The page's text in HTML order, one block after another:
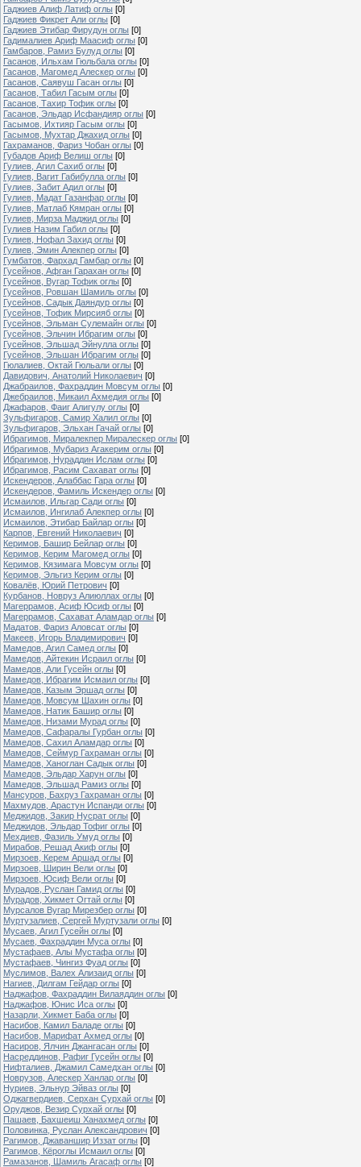
Гаджиев Алиф Латиф оглы [0]
Гаджиев Фикрет Али оглы [0]
Гаджиев Этибар Фирудун оглы [0]
Гадималиев Ариф Маасиф оглы [0]
Гамбаров, Рамиз Булуд оглы [0]
Гасанов, Ильхам Гюльбала оглы [0]
Гасанов, Магомед Алескер оглы [0]
Гасанов, Саявуш Гасан оглы [0]
Гасанов, Табил Гасым оглы [0]
Гасанов, Тахир Тофик оглы [0]
Гасанов, Эльдар Исфандияр оглы [0]
Гасымов, Ихтияр Гасым оглы [0]
Гасымов, Мухтар Джахид оглы [0]
Гахраманов, Фариз Чобан оглы [0]
Губадов Ариф Велиш оглы [0]
Гулиев, Агил Сахиб оглы [0]
Гулиев, Вагит Габибулла оглы [0]
Гулиев, Забит Адил оглы [0]
Гулиев, Мадат Газанфар оглы [0]
Гулиев, Матлаб Кямран оглы [0]
Гулиев, Мирза Маджид оглы [0]
Гулиев Назим Габил оглы [0]
Гулиев, Нофал Захид оглы [0]
Гулиев, Эмин Алекпер оглы [0]
Гумбатов, Фархад Гамбар оглы [0]
Гусейнов, Афган Гарахан оглы [0]
Гусейнов, Вугар Тофик оглы [0]
Гусейнов, Ровшан Шамиль оглы [0]
Гусейнов, Садык Даяндур оглы [0]
Гусейнов, Тофик Мирсияб оглы [0]
Гусейнов, Эльман Сулемайн оглы [0]
Гусейнов, Эльчин Ибрагим оглы [0]
Гусейнов, Эльшад Эйнулла оглы [0]
Гусейнов, Эльшан Ибрагим оглы [0]
Гюлалиев, Октай Гюльали оглы [0]
Давидович, Анатолий Николаевич [0]
Джабраилов, Фахраддин Мовсум оглы [0]
Джебраилов, Микаил Ахмедия оглы [0]
Джафаров, Фаиг Алигулу оглы [0]
Зульфигаров, Самир Халил оглы [0]
Зульфигаров, Эльхан Гачай оглы [0]
Ибрагимов, Миралекпер Миралескер оглы [0]
Ибрагимов, Мубариз Агакерим оглы [0]
Ибрагимов, Нураддин Ислам оглы [0]
Ибрагимов, Расим Сахават оглы [0]
Искендеров, Алаббас Гара оглы [0]
Искендеров, Фамиль Искендер оглы [0]
Исмаилов, Ильгар Сади оглы [0]
Исмаилов, Ингилаб Алекпер оглы [0]
Исмаилов, Этибар Байлар оглы [0]
Карпов, Евгений Николаевич [0]
Керимов, Башир Бейлар оглы [0]
Керимов, Керим Магомед оглы [0]
Керимов, Кязимага Мовсум оглы [0]
Керимов, Эльгиз Керим оглы [0]
Ковалёв, Юрий Петрович [0]
Курбанов, Новруз Алиюллах оглы [0]
Магеррамов, Асиф Юсиф оглы [0]
Магеррамов, Сахават Аламдар оглы [0]
Мадатов, Фариз Аловсат оглы [0]
Макеев, Игорь Владимирович [0]
Мамедов, Агил Самед оглы [0]
Мамедов, Айтекин Исраил оглы [0]
Мамедов, Али Гусейн оглы [0]
Мамедов, Ибрагим Исмаил оглы [0]
Мамедов, Казым Эршад оглы [0]
Мамедов, Мовсум Шахин оглы [0]
Мамедов, Натик Башир оглы [0]
Мамедов, Низами Мурад оглы [0]
Мамедов, Сафаралы Гурбан оглы [0]
Мамедов, Сахил Аламдар оглы [0]
Мамедов, Сеймур Гахраман оглы [0]
Мамедов, Ханоглан Садык оглы [0]
Мамедов, Эльдар Харун оглы [0]
Мамедов, Эльшад Рамиз оглы [0]
Мансуров, Бахруз Гахраман оглы [0]
Махмудов, Арастун Испанди оглы [0]
Меджидов, Закир Нусрат оглы [0]
Меджидов, Эльдар Тофиг оглы [0]
Мехдиев, Фазиль Умуд оглы [0]
Мирабов, Решад Акиф оглы [0]
Мирзоев, Керем Аршад оглы [0]
Мирзоев, Ширин Вели оглы [0]
Мирзоев, Юсиф Вели оглы [0]
Мурадов, Руслан Гамид оглы [0]
Мурадов, Хикмет Огтай оглы [0]
Мурсалов Вугар Мирезбер оглы [0]
Муртузалиев, Сергей Муртузали оглы [0]
Мусаев, Агил Гусейн оглы [0]
Мусаев, Фахраддин Муса оглы [0]
Мустафаев, Алы Мустафа оглы [0]
Мустафаев, Чингиз Фуад оглы [0]
Муслимов, Валех Ализаид оглы [0]
Нагиев, Дилгам Гейдар оглы [0]
Наджафов, Фахраддин Вилаяддин оглы [0]
Наджафов, Юнис Иса оглы [0]
Назарли, Хикмет Баба оглы [0]
Насибов, Камил Баладе оглы [0]
Насибов, Марифат Ахмед оглы [0]
Насиров, Ялчин Джангасан оглы [0]
Насреддинов, Рафиг Гусейн оглы [0]
Нифталиев, Джамил Самедхан оглы [0]
Новрузов, Алескер Ханлар оглы [0]
Нуриев, Эльнур Эйваз оглы [0]
Оджагвердиев, Серхан Сурхай оглы [0]
Оруджов, Везир Сурхай оглы [0]
Пашаев, Бахшеиш Ханахмед оглы [0]
Половинка, Руслан Александрович [0]
Рагимов, Джаваншир Иззат оглы [0]
Рагимов, Кёроглы Исмаил оглы [0]
Рамазанов, Шамиль Агасаф оглы [0]